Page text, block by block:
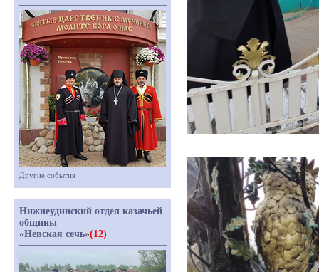
Другие события
Нижнеудинский отдел казачьей
общины
«Невская сечь»(12)